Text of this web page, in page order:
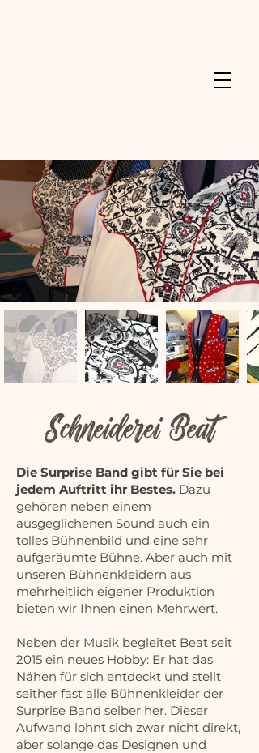
Schneiderei Beat
Die Surprise Band gibt für Sie bei
jedem Auftritt ihr Bestes. Dazu
gehören neben einem
ausgeglichenen Sound auch ein
tolles Bühnenbild und eine sehr
aufgeräumte Bühne. Aber auch mit
unseren Bühnenkleidern aus
mehrheitlich eigener Produktion
bieten wir Ihnen einen Mehrwert.
Neben der Musik begleitet Beat seit
2015 ein neues Hobby: Er hat das
Nähen für sich entdeckt und stellt
seither fast alle Bühnenkleider der
Surprise Band selber her. Dieser
Aufwand lohnt sich zwar nicht direkt,
aber solange das Designen und